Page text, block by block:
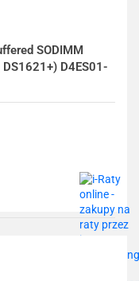
SODIMM
D4ES01-